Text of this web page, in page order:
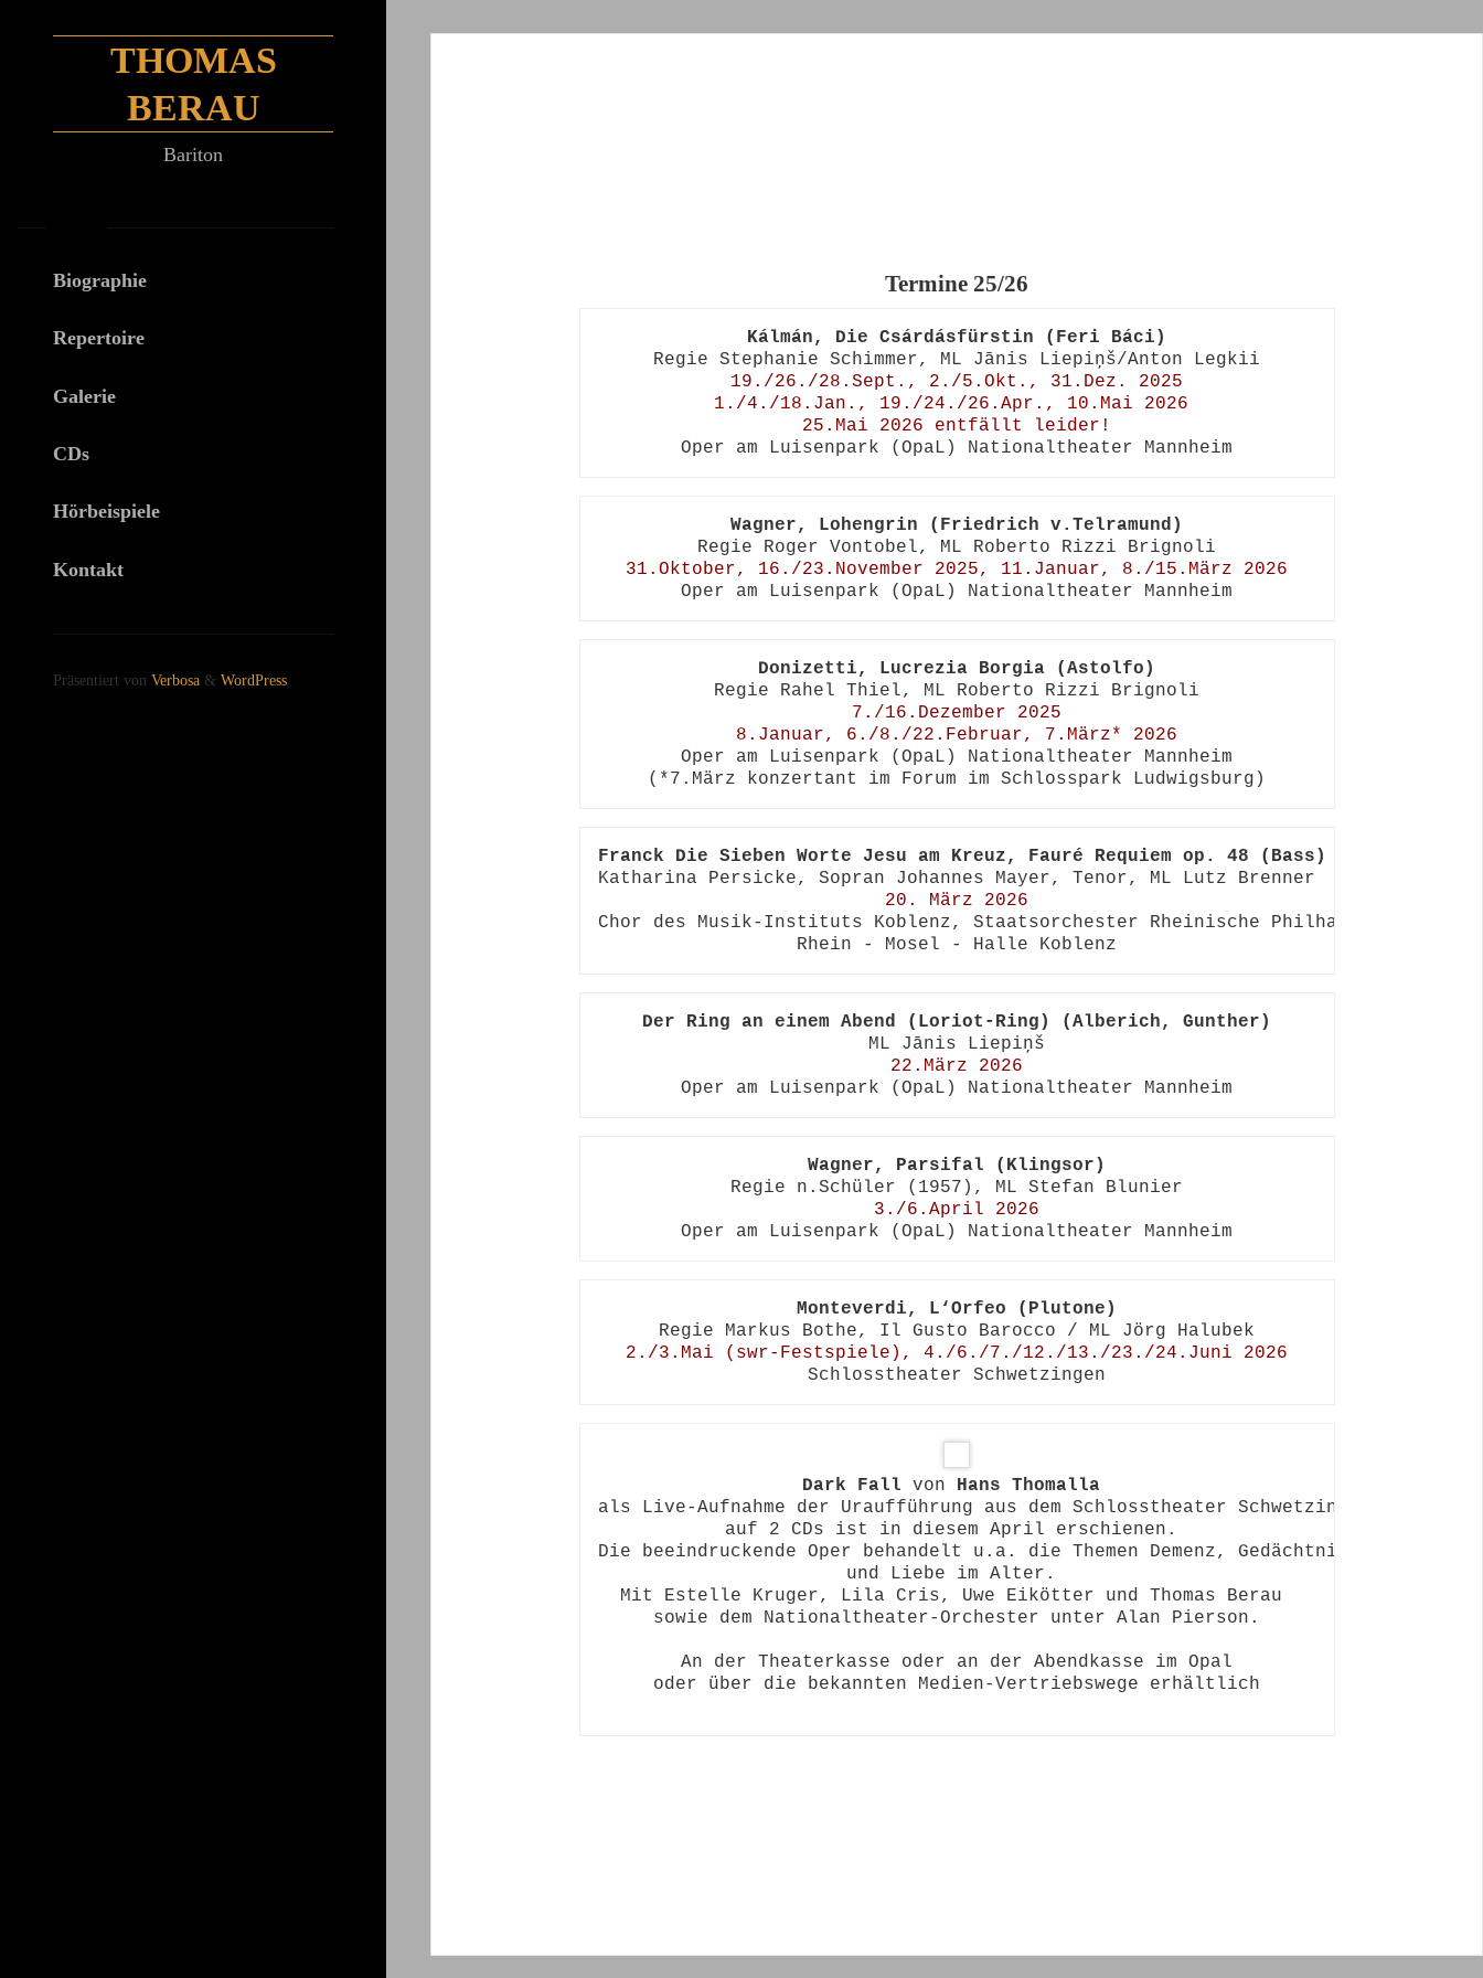
THOMAS
BERAU
Bariton
Biographie
Repertoire
Galerie
CDs
Hörbeispiele
Kontakt
Präsentiert von Verbosa & WordPress
Termine 25/26
Kálmán, Die Csárdásfürstin (Feri Báci)
19./26./28.Sept., 2./5.Okt., 31.Dez. 2025
1./4./18.Jan., 19./24./26.Apr., 10.Mai 2026
25.Mai 2026 entfällt leider!
Oper am Luisenpark (OpaL) Nationaltheater Mannheim
Wagner, Lohengrin (Friedrich v.Telramund)
31.Oktober, 16./23.November 2025, 11.Januar, 8./15.März 2026
Oper am Luisenpark (OpaL) Nationaltheater Mannheim
Donizetti, Lucrezia Borgia (Astolfo)
7./16.Dezember 2025
8.Januar, 6./8./22.Februar, 7.März* 2026
Oper am Luisenpark (OpaL) Nationaltheater Mannheim
(*7.März konzertant im Forum im Schlosspark Ludwigsburg)
Franck Die Sieben Worte Jesu am Kreuz, Fauré Requiem op. 48 (Bass)
20. März 2026
Chor des Musik-Instituts Koblenz, Staatsorchester Rheinische Philharmonie
Rhein - Mosel - Halle Koblenz
Der Ring an einem Abend (Loriot-Ring) (Alberich, Gunther)
22.März 2026
Oper am Luisenpark (OpaL) Nationaltheater Mannheim
Wagner, Parsifal (Klingsor)
3./6.April 2026
Oper am Luisenpark (OpaL) Nationaltheater Mannheim
Monteverdi, L‘Orfeo (Plutone)
2./3.Mai (swr-Festspiele), 4./6./7./12./13./23./24.Juni 2026
Schlosstheater Schwetzingen
Dark Fall von Hans Thomalla
als Live-Aufnahme der Uraufführung aus dem Schlosstheater Schwetzingen
auf 2 CDs ist in diesem April erschienen.
Die beeindruckende Oper behandelt u.a. die Themen Demenz, Gedächtnis
und Liebe im Alter.
Mit Estelle Kruger, Lila Cris, Uwe Eikötter und Thomas Berau
sowie dem Nationaltheater-Orchester unter Alan Pierson.
An der Theaterkasse oder an der Abendkasse im Opal
oder über die bekannten Medien-Vertriebswege erhältlich